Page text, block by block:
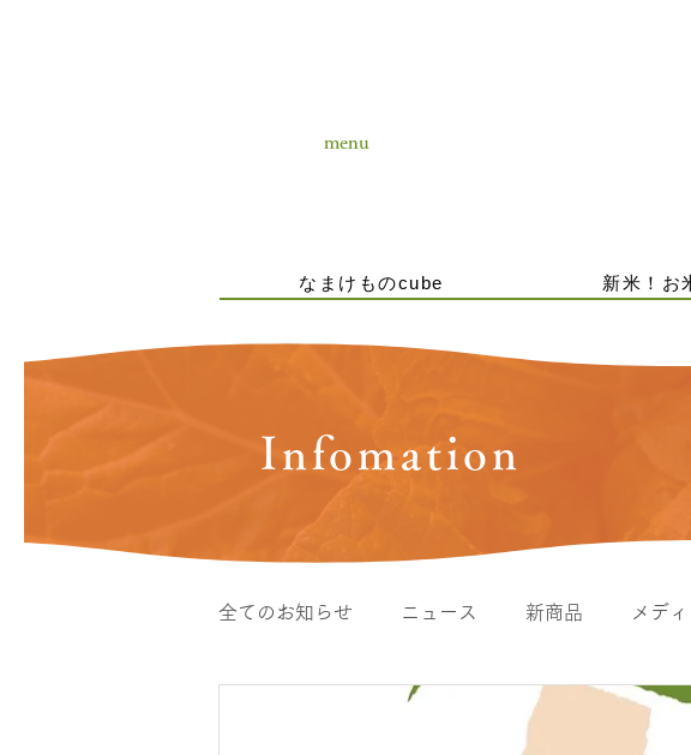
menu
なまけものcube 新米！お
Infomation
全てのお知らせ ニュース 新商品 メデ